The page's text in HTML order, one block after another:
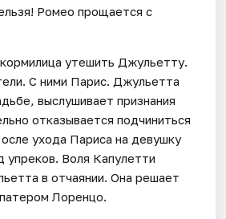
Ромео прощается с
утешить Джульетту.
С ними Парис. Джульетта
выслушивает признания
отказывается подчиниться
ухода Париса на девушку
упреков. Воля Капулетти
в отчаянии. Она решает
Лоренцо.